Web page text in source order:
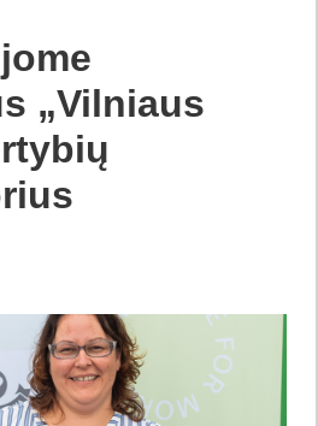
„Vilniaus